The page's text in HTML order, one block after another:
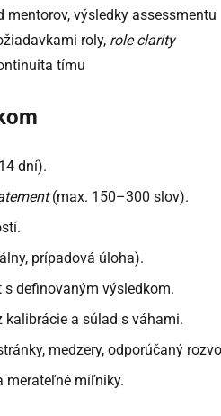
mentorov, výsledky assessmentu
roly, role clarity
tímu
dní).
(max. 150–300 slov).
prípadová úloha).
definovaným výsledkom.
kalibrácie a súlad s váhami.
medzery, odporúčaný
merateľné míľniky.